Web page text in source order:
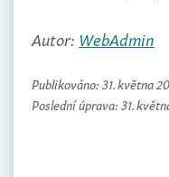
Autor: WebAdmin
Publikováno: 31. května
Poslední úprava: 31.